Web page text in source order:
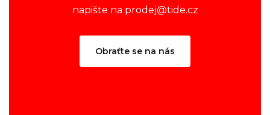
napište na prodej@tide.cz
Obraťte se na nás